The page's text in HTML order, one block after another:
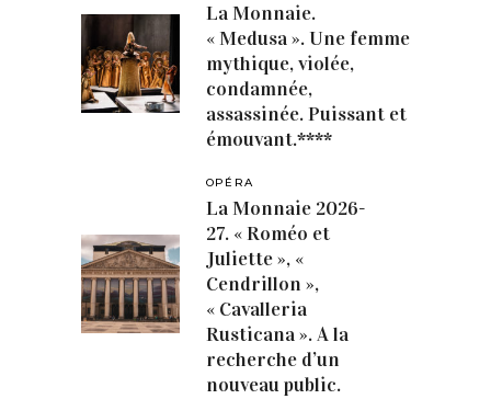
La Monnaie.
« Medusa ». Une femme
mythique, violée,
condamnée,
assassinée. Puissant et
émouvant.****
OPÉRA
La Monnaie 2026-
27. « Roméo et
Juliette », «
Cendrillon »,
« Cavalleria
Rusticana ». A la
recherche d’un
nouveau public.